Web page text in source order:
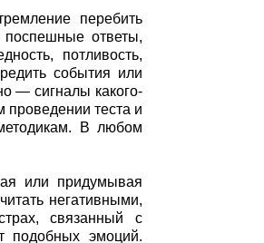
перебить
поспешные ответы,
потливость,
события или
— сигналы какого-
проведении теста и
В любом
или придумывая
негативными,
связанный с
подобных эмоций.